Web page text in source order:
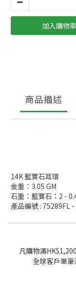
加入購物車
商品描述
14K 藍寶石耳環
金重：3.05 GM
石重：藍寶石：2 -
產品編號 : 75289FL
凡購物滿
全球客戶單